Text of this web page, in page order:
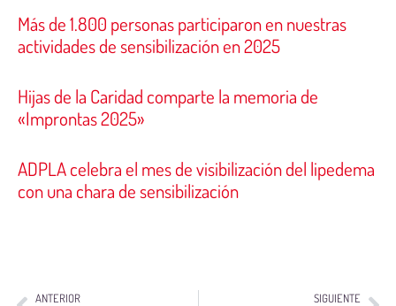
Más de 1.800 personas participaron en nuestras
actividades de sensibilización en 2025
Hijas de la Caridad comparte la memoria de
«Improntas 2025»
ADPLA celebra el mes de visibilización del lipedema
con una chara de sensibilización
ANTERIOR SIGUIENTE